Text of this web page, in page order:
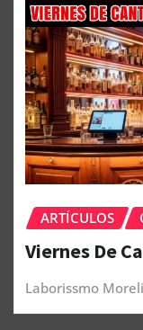
ARTÍCULOS
Viernes De
Laborissmo